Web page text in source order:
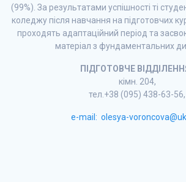
(99%). За результатами успішності ті
коледжу після навчання на підготовчих
проходять адаптаційний період та
матеріал з фундаментальних
ПІДГОТОВЧЕ
кімн. 204,
тел.+38 (095) 438-63-56,
e-mail: olesya-